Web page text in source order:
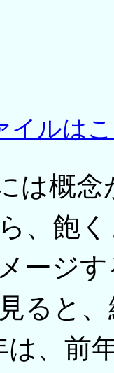
イルは
は概
、飽
ージ
ると
、前